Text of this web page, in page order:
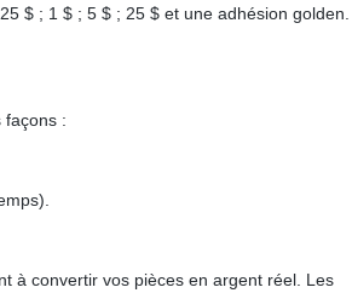
$ ; 1 $ ; 5 $ ; 25 $ et une adhésion golden.
façons :
à convertir vos pièces en argent réel. Les